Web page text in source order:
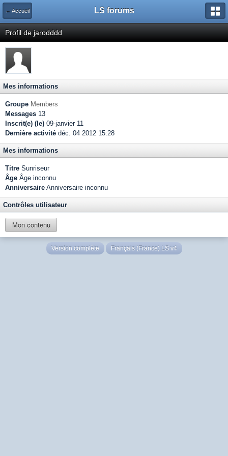
← Accueil LS forums
Profil de jarodddd
Mes informations
Groupe Members
Messages 13
Inscrit(e) (le) 09-janvier 11
Dernière activité déc. 04 2012 15:28
Mes informations
Titre Sunriseur
Âge Âge inconnu
Anniversaire Anniversaire inconnu
Contrôles utilisateur
Mon contenu
Version complète Français (France) LS v4